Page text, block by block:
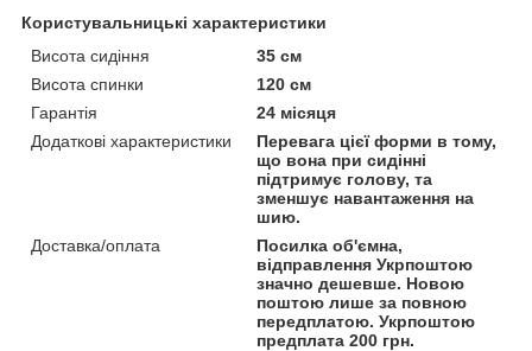
Користувальницькі характеристики
Висота сидіння
35 см
Висота спинки
120 см
Гарантія
24 місяця
Додаткові характеристики
Перевага цієї форми в тому,
що вона при сидінні
підтримує голову, та
зменшує навантаження на
шию.
Доставка/оплата
Посилка об'ємна,
відправлення Укрпоштою
значно дешевше. Новою
поштою лише за повною
передплатою. Укрпоштою
предплата 200 грн.